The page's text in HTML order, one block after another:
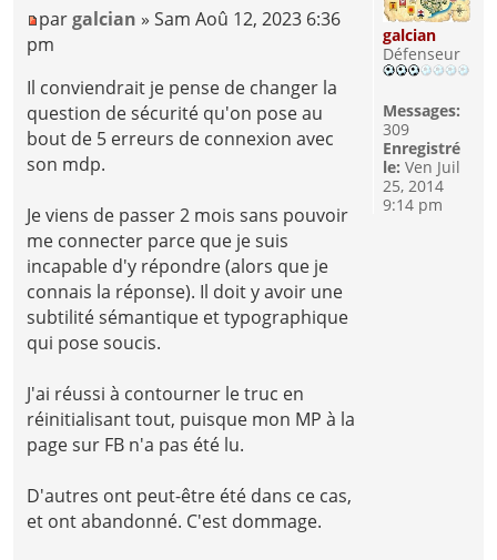
pargalcian » Sam Aoû 12, 2023 6:36
pm
Il conviendrait je pense de changer la
question de sécurité qu'on pose au
bout de 5 erreurs de connexion avec
son mdp.
Je viens de passer 2 mois sans pouvoir
me connecter parce que je suis
incapable d'y répondre (alors que je
connais la réponse). Il doit y avoir une
subtilité sémantique et typographique
qui pose soucis.
J'ai réussi à contourner le truc en
réinitialisant tout, puisque mon MP à la
page sur FB n'a pas été lu.
D'autres ont peut-être été dans ce cas,
et ont abandonné. C'est dommage.
galcian
Défenseur
Messages:
309
Enregistré
le: Ven Juil
25, 2014
9:14 pm